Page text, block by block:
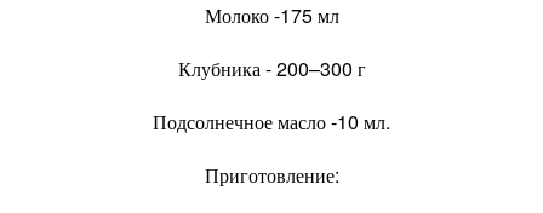
Молоко -175 мл
Клубника - 200–300 г
Подсолнечное масло -10 мл.
Приготовление: